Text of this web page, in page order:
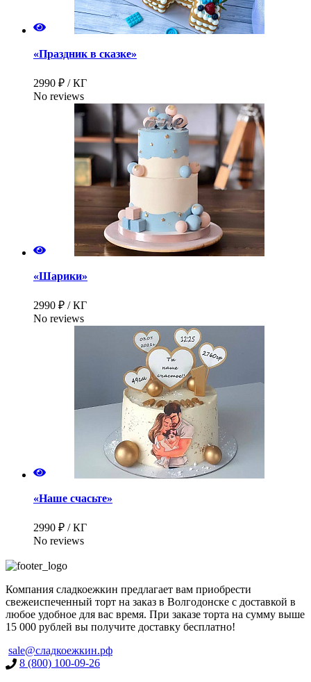
Телефон*
«Праздник в сказке»
2990 ₽ / КГ
No reviews
«Шарики»
2990 ₽ / КГ
No reviews
«Наше счасьте»
2990 ₽ / КГ
No reviews
Компания сладкоежкин предлагает вам приобрести
свежеиспеченный торт на заказ в Волгодонске с доставкой в
любое удобное для вас время. При заказе торта на сумму выше
15 000 рублей вы получите доставку бесплатно!
sale@сладкоежкин.рф
8 (800) 100-09-26